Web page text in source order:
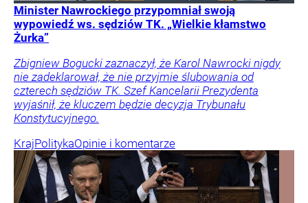
Minister Nawrockiego przypomniał swoją
wypowiedź ws. sędziów TK. „Wielkie kłamstwo
Żurka”
Zbigniew Bogucki zaznaczył, że Karol Nawrocki nigdy
nie zadeklarował, że nie przyjmie ślubowania od
czterech sędziów TK. Szef Kancelarii Prezydenta
wyjaśnił, że kluczem będzie decyzja Trybunału
Konstytucyjnego.
KrajPolitykaOpinie i komentarze